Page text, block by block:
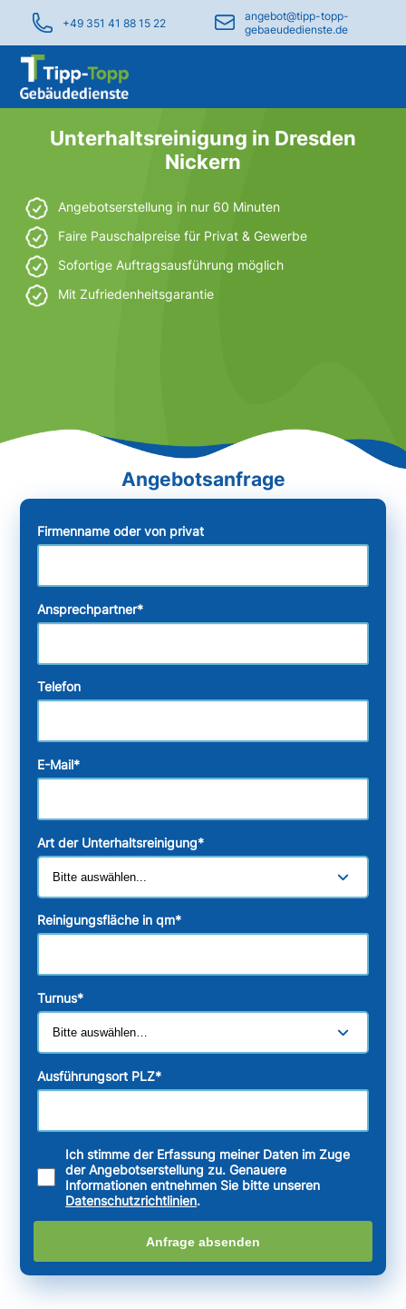
+49 351 41 88 15 22
angebot@tipp-topp-
gebaeudedienste.de
Unterhaltsreinigung in Dresden
Nickern
Angebotserstellung in nur 60 Minuten
Faire Pauschalpreise für Privat & Gewerbe
Sofortige Auftragsausführung möglich
Mit Zufriedenheitsgarantie
Firmenname oder von privat
Ansprechpartner*
Telefon
E-Mail*
Art der Unterhaltsreinigung*
Reinigungsfläche in qm*
Turnus*
Ausführungsort PLZ*
Ich stimme der Erfassung meiner Daten im Zuge
der Angebotserstellung zu. Genauere
Informationen entnehmen Sie bitte unseren
Datenschutzrichtlinien.
Anfrage absenden